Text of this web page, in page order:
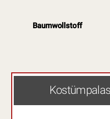
Baumwollstoff